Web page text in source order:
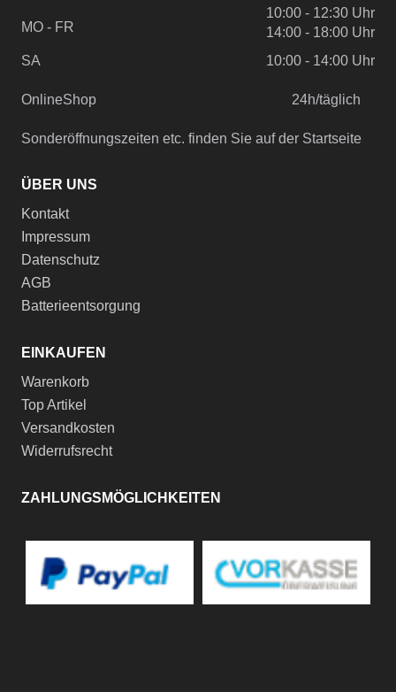
MO - FR
10:00 - 12:30 Uhr
14:00 - 18:00 Uhr
SA
10:00 - 14:00 Uhr
OnlineShop 24h/täglich
Sonderöffnungszeiten etc. finden Sie auf der Startseite
ÜBER UNS
Kontakt
Impressum
Datenschutz
AGB
Batterieentsorgung
EINKAUFEN
Warenkorb
Top Artikel
Versandkosten
Widerrufsrecht
ZAHLUNGSMÖGLICHKEITEN